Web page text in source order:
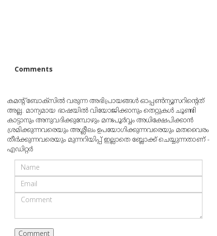
Comments
കമന്റ് ബോക്‌സില്‍ വരുന്ന അഭിപ്രായങ്ങള്‍ ഓപ്പൺന്യൂസറിന്റെത്
അല്ല. മാന്യമായ ഭാഷയില്‍ വിയോജിക്കാനും തെറ്റുകള്‍ ചൂണ്ടി
കാട്ടാനും അനുവദിക്കുമ്പോഴും മനഃപൂര്‍വ്വം അധിക്ഷേപിക്കാന്‍
ശ്രമിക്കുന്നവരെയും അശ്ലീലം ഉപയോഗിക്കുന്നവരെയും മതവൈരം
തീര്‍ക്കുന്നവരെയും മുന്നറിയിപ്പ് ഇല്ലാതെ ബ്ലോക്ക് ചെയ്യുന്നതാണ് -
എഡിറ്റര്‍